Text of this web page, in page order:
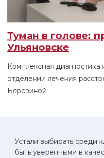
Туман в голове:
Ульяновске
Комплексная диагностика
отделении лечения
Березиной
Устали выбирать среди
быть уверенными в